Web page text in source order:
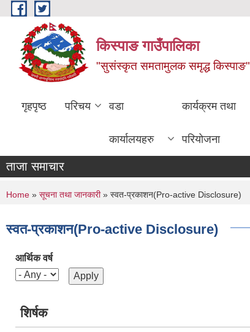
Skip to main content
किस्पाङ गाउँपालिका
"सुसंस्कृत समतामुलक समृद्ध किस्पाङ"
गृहपृष्ठ परिचय वडा
कार्यालयहरु
कार्यक्रम तथा
परियोजना
ताजा समाचार
You are here
Home » सूचना तथा जानकारी» स्वत-प्रकाशन(Pro-active Disclosure)
स्वत-प्रकाशन(Pro-active Disclosure)
आर्थिक वर्ष
शिर्षक